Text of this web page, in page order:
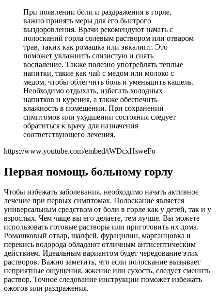
При появлении боли и раздражения в горле,
важно принять меры для его быстрого
выздоровления. Врачи рекомендуют начать с
полосканий горла солевым раствором или отваром
трав, таких как ромашка или эвкалипт. Это
поможет увлажнить слизистую и снять
воспаление. Также полезно употреблять теплые
напитки, такие как чай с медом или молоко с
медом, чтобы облегчить боль и уменьшить кашель.
Необходимо отдыхать, избегать холодных
напитков и курения, а также обеспечить
влажность в помещении. При сохранении
симптомов или ухудшении состояния следует
обратиться к врачу для назначения
соответствующего лечения.
https://www.youtube.com/embed/tWDcxHsweFo
Первая помощь больному горлу
Чтобы избежать заболевания, необходимо начать активное
лечение при первых симптомах. Полоскание является
универсальным средством от боли в горле как у детей, так и у
взрослых. Чем чаще вы его делаете, тем лучше. Вы можете
использовать готовые растворы или приготовить их дома.
Ромашковый отвар, шалфей, фурацилин, марганцовка и
перекись водорода обладают отличным антисептическим
действием. Идеальным вариантом будет чередование этих
растворов. Важно заметить, что если полоскание вызывает
неприятные ощущения, жжение или сухость, следует сменить
раствор. Точное следование инструкции поможет избежать
ожогов или раздражения.